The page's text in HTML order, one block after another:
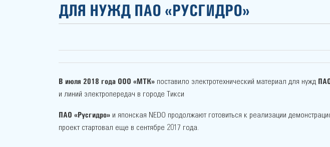
ДЛЯ НУЖД ПАО «РУСГИДРО»
В июля 2018 года ООО «МТК» поставило электротехнический материал для нужд
и линий электропередач в городе Тикси
ПАО «Русгидро» и японская NEDO продолжают готовиться к реализации
проект стартовал еще в сентябре 2017 года.